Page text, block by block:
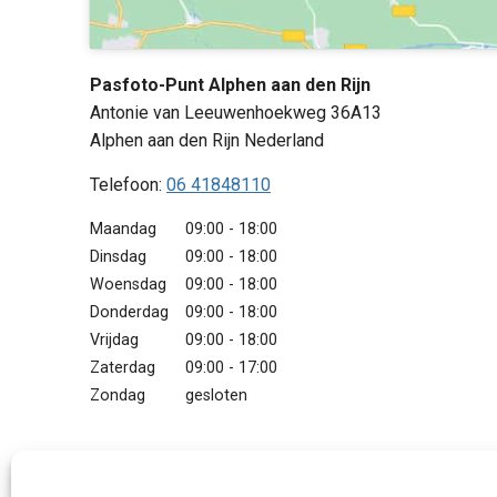
Pasfoto-Punt Alphen aan den Rijn
Antonie van Leeuwenhoekweg 36A13
Alphen aan den Rijn Nederland
Telefoon: 06 41848110
Maandag
09:00 - 18:00
Dinsdag
09:00 - 18:00
Woensdag
09:00 - 18:00
Donderdag
09:00 - 18:00
Vrijdag
09:00 - 18:00
Zaterdag
09:00 - 17:00
Zondag
gesloten